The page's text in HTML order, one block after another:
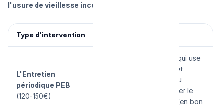
l'usure de vieillesse incombent au propriétaire
Type d'intervention
L'Entretien
périodique PEB
(120-150€)
C'est lui qui use
l'appareil au quotidien et
"brûle" le gaz. Il est tenu
financièrement d'assumer le
passage du technicien (en bon